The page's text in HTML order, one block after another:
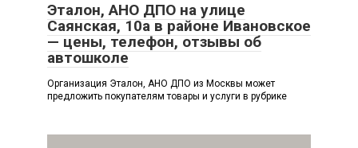
Эталон, АНО ДПО на улице
Саянская, 10а в районе Ивановское
— цены, телефон, отзывы об
автошколе
Организация Эталон, АНО ДПО из Москвы может
предложить покупателям товары и услуги в рубрике